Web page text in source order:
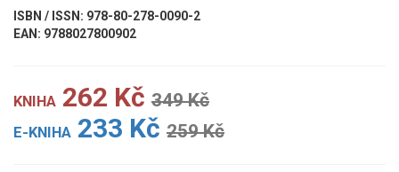
ISBN / ISSN: 978-80-278-0090-2
EAN: 9788027800902
KNIHA 262 Kč 349 Kč
E-KNIHA 233 Kč 259 Kč